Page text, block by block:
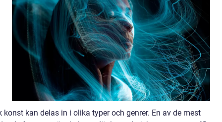
konst kan delas in i olika typer och genrer. En av de mest